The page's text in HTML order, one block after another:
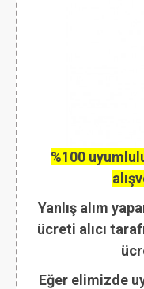
%100
Yanlış alım
ücreti alıcı
Eğer elimizde